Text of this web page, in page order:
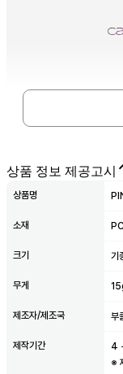
상품 정보 제공고시
상품명
소재
크기 기
무게
제조자/제조국 부
제작기간 4
※